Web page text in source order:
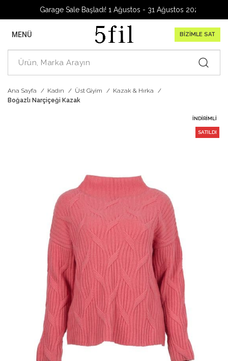
Garage Sale Başladı! 1 Ağustos - 31 Ağustos 2026
MENÜ BİZİMLE SAT
Ana Sayfa Kadın Üst Giyim
Kazak & Hırka
Boğazlı Narçiçeği Kazak
İNDIRIMLI
SATILDI